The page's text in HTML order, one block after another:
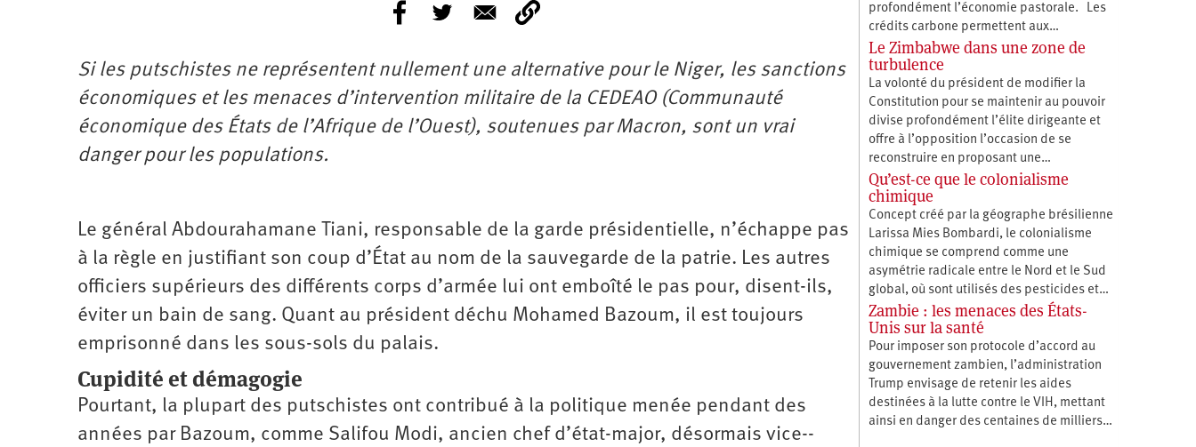
Si les putschistes ne représentent nullement une alternative pour le Niger, les sanctions
économiques et les menaces d’intervention militaire de la CEDEAO (Communauté
économique des États de l’Afrique de l’Ouest), soutenues par Macron, sont un vrai
danger pour les populations.
Le général Abdourahamane Tiani, responsable de la garde présidentielle, n’échappe pas
à la règle en justifiant son coup d’État au nom de la sauvegarde de la patrie. Les autres
officiers supérieurs des différents corps d’armée lui ont emboîté le pas pour, disent-ils,
éviter un bain de sang. Quant au président déchu Mohamed Bazoum, il est toujours
emprisonné dans les sous-sols du palais.
Cupidité et démagogie
Pourtant, la plupart des putschistes ont contribué à la politique menée pendant des
années par Bazoum, comme Salifou Modi, ancien chef d’état-major, désormais vice-­
profondément l’économie pastorale. Les
crédits carbone permettent aux…
Le Zimbabwe dans une zone de
turbulence
La volonté du président de modifier la
Constitution pour se maintenir au pouvoir
divise profondément l’élite dirigeante et
offre à l’opposition l’occasion de se
reconstruire en proposant une…
Qu’est-ce que le colonialisme
chimique
Concept créé par la géographe brésilienne
Larissa Mies Bombardi, le colonialisme
chimique se comprend comme une
asymétrie radicale entre le Nord et le Sud
global, où sont utilisés des pesticides et…
Zambie : les menaces des États-
Unis sur la santé
Pour imposer son protocole d’accord au
gouvernement zambien, l’administration
Trump envisage de retenir les aides
destinées à la lutte contre le VIH, mettant
ainsi en danger des centaines de milliers…